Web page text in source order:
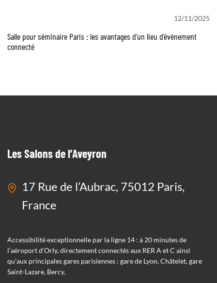
12/11/2025
Salle pour séminaire Paris : les avantages d’un lieu d’événement
connecté
Les Salons de l’Aveyron
17 Rue de l’Aubrac, 75012 Paris,
France
Accessibilité exceptionnelle par la ligne 14 : à 20 minutes de
l’aéroport d’Orly, directement connectés aux RER A et C ainsi
qu’aux principales gares parisiennes : gare de Lyon, Châtelet, gare
Saint-Lazare, Bercy.